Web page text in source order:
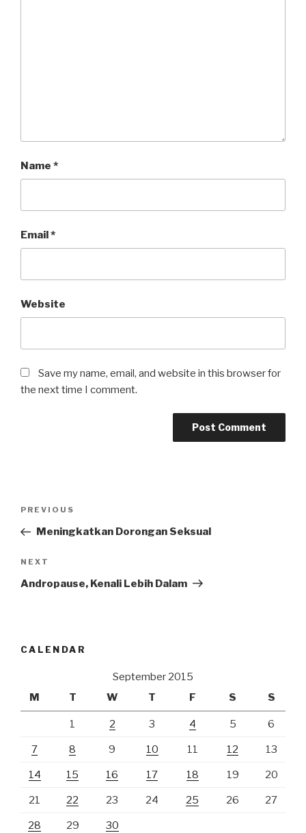
Name *
Email*
Website
Save my name, email, and website in this browser for
the next time I comment.
Previous
Post
PREVIOUS
Meningkatkan Dorongan Seksual
Next
Post
NEXT
Andropause, Kenali Lebih Dalam
CALENDAR
September 2015
M
T W T F S S
1 2 3 4 5 6
7 8 9 10 11 12 13
14 15 16 17 18 19 20
21 22 23 24 25 26 27
28 29 30